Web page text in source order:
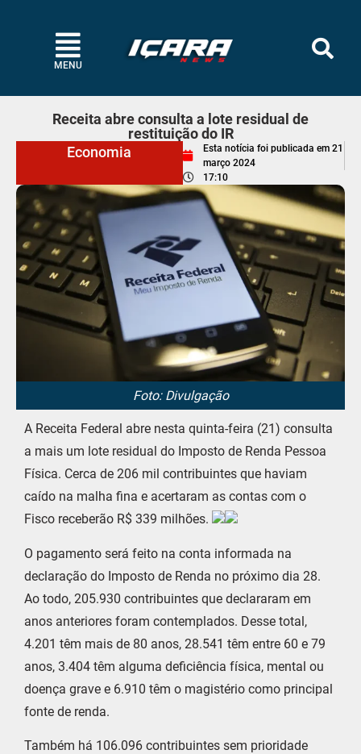
MENU
Receita abre consulta a lote residual de
restituição do IR
Economia
Esta notícia foi publicada em 21
março 2024
17:10
Foto: Divulgação
A Receita Federal abre nesta quinta-feira (21) consulta
a mais um lote residual do Imposto de Renda Pessoa
Física. Cerca de 206 mil contribuintes que haviam
caído na malha fina e acertaram as contas com o
Fisco receberão R$ 339 milhões.
O pagamento será feito na conta informada na
declaração do Imposto de Renda no próximo dia 28.
Ao todo, 205.930 contribuintes que declararam em
anos anteriores foram contemplados. Desse total,
4.201 têm mais de 80 anos, 28.541 têm entre 60 e 79
anos, 3.404 têm alguma deficiência física, mental ou
doença grave e 6.910 têm o magistério como principal
fonte de renda.
Também há 106.096 contribuintes sem prioridade